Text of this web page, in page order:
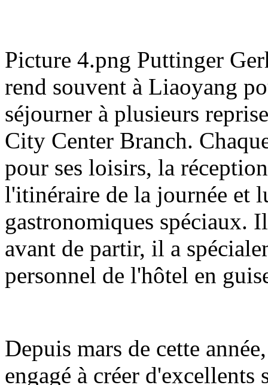
Picture 4.png Puttinger
rend souvent à Liaoyang
séjourner à plusieurs
City Center Branch.
pour ses loisirs, la
l'itinéraire de la journée et
gastronomiques spéciaux.
avant de partir, il a
personnel de l'hôtel en
Depuis mars de cette
engagé à créer